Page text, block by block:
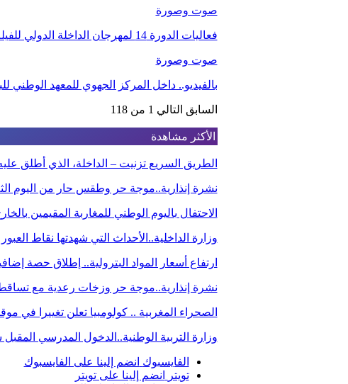
صوت وصورة
فعاليات الدورة 14 لمهرجان الداخلة الدولي للفيلم
صوت وصورة
بالفيديو.. داخل المركز الجهوي للمعهد
السابق التالي 1 من 118
الأكثر مشاهدة
الطريق السريع تزنيت – الداخلة، الذي أطلق
نشرة إنذارية..موجة حر وطقس حار من اليوم
الاحتفال باليوم الوطني للمغاربة المقيمين
وزارة الداخلية..الأحداث التي شهدتها نقاط
ارتفاع أسعار المواد البترولية.. إطلاق حصة
نشرة إنذارية..موجة حر وزخات رعدية مع
الصحراء المغربية .. كولومبيا تعلن تغييرا في
وزارة التربية الوطنية..الدخول المدرسي
الفايسبوك انضم إلينا على الفايسبوك
تويتر
انضم إلينا على تويتر